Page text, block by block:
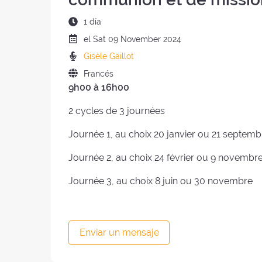
Duración
del
:
1 día
Fecha
del
:
el Sat 09 November 2024
Predicadores
:
Gisèle Gaillot
Idioma
del
:
Francés
9h00 à 16h00
2 cycles de 3 journées
Journée 1, au choix 20 janvier ou 21
Journée 2, au choix 24 février ou 9
Journée 3, au choix 8 juin ou 30 novembre
Enviar un mensaje